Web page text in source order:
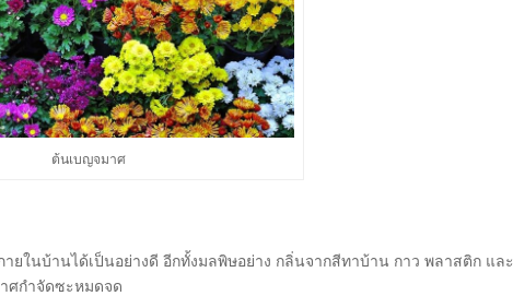
ต้นเบญจมาศ
ยในบ้านได้เป็นอย่าง­ดี อีกทั้งมลพิษอย่าง กลิ่นจากสีทาบ้าน กาว พลาสติก และ
ศกำจัดซะหมดจด